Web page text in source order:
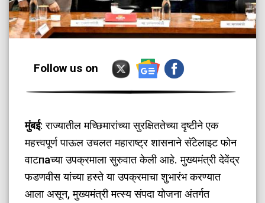
Follow us on
मुंबई: राज्यातील मच्छिमारांच्या सुरक्षिततेच्या दृष्टीने एक
महत्त्वपूर्ण पाऊल उचलत महाराष्ट्र शासनाने सॅटेलाइट फोन
वाटпаच्या उपक्रमाला सुरुवात केली आहे. मुख्यमंत्री देवेंद्र
फडणवीस यांच्या हस्ते या उपक्रमाचा शुभारंभ करण्यात
आला असून, मुख्यमंत्री मत्स्य संपदा योजना अंतर्गत